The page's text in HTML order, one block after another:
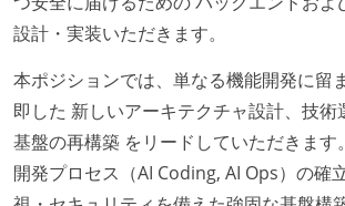
設計・実装いただきます。
本ポジションでは、単なる機能開発に留
即した 新しいアーキテクチャ設計、技術
基盤の再構築 をリードしていただきます
開発プロセス（AI Coding, AI Ops）の確